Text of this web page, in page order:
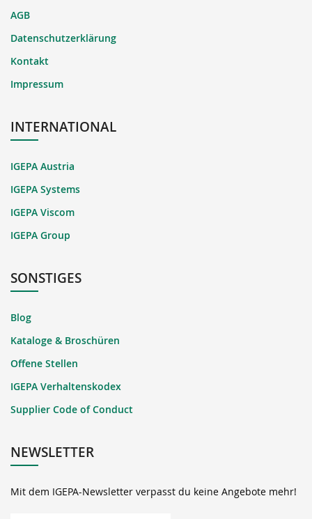
AGB
Datenschutzerklärung
Kontakt
Impressum
INTERNATIONAL
IGEPA Austria
IGEPA Systems
IGEPA Viscom
IGEPA Group
SONSTIGES
Blog
Kataloge & Broschüren
Offene Stellen
IGEPA Verhaltenskodex
Supplier Code of Conduct
NEWSLETTER
Mit dem IGEPA-Newsletter verpasst du keine Angebote mehr!